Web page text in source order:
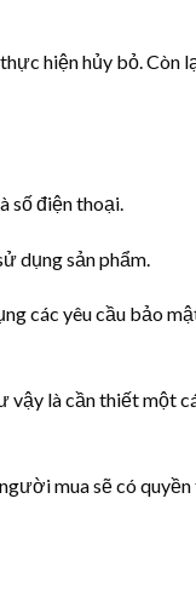
hiện hủy bỏ. Còn
số điện thoại.
dụng sản phẩm.
các yêu cầu bảo
vậy là cần thiết một
mua sẽ có